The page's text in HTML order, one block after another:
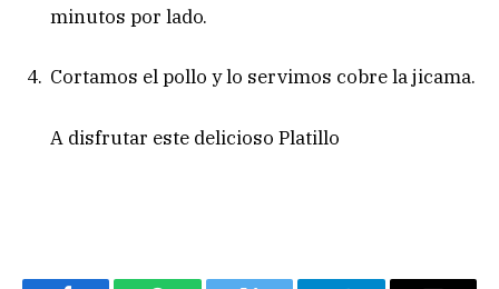
minutos por lado.
Cortamos el pollo y lo servimos cobre la jicama.
A disfrutar este delicioso Platillo